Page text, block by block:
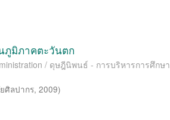
ภูมิภาคตะวันตก
/ ดุษฎีนิพนธ์ - การบริหารการศึกษา
ศิลปากร,2009)